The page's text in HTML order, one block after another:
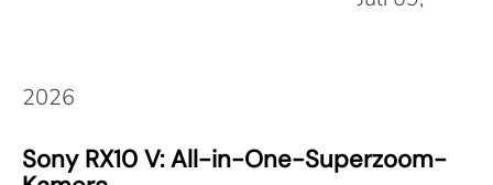
2026
Sony RX10 V: All-in-One-Superzoom-